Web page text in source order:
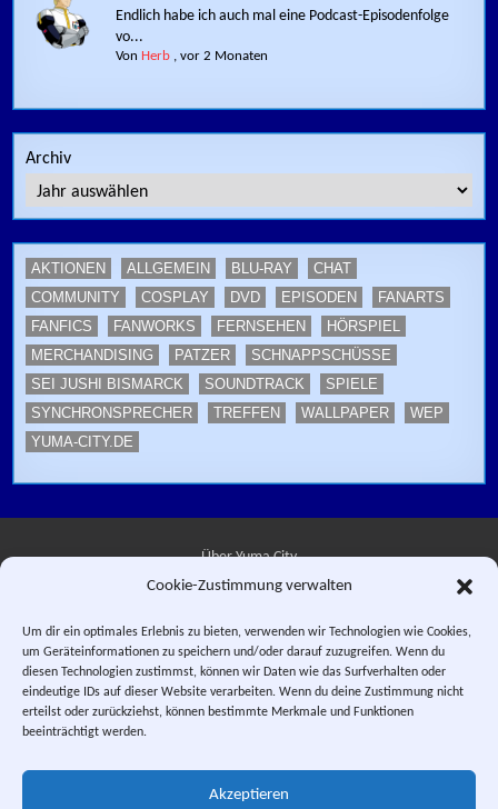
Cookie-Zustimmung verwalten
Um dir ein optimales Erlebnis zu bieten, verwenden wir Technologien wie Cookies,
um Geräteinformationen zu speichern und/oder darauf zuzugreifen. Wenn du
diesen Technologien zustimmst, können wir Daten wie das Surfverhalten oder
eindeutige IDs auf dieser Website verarbeiten. Wenn du deine Zustimmung nicht
erteilst oder zurückziehst, können bestimmte Merkmale und Funktionen
beeinträchtigt werden.
Akzeptieren
Endlich habe ich auch mal eine Podcast-Episodenfolge
vo...
Von Herb ,vor 2 Monaten
Archiv
AKTIONEN ALLGEMEIN BLU-RAY
CHAT
COMMUNITY
COSPLAY DVD EPISODEN
FANARTS
FANFICS
FANWORKS FERNSEHEN
HÖRSPIEL
MERCHANDISING
PATZER
SCHNAPPSCHÜSSE
SEI JUSHI BISMARCK
SOUNDTRACK
SPIELE
SYNCHRONSPRECHER
TREFFEN WALLPAPER
WEP
YUMA-CITY.DE
Über Yuma City
Datenschutzerklärung
Impressum
Instagram
E-Mail
RSS-Feed